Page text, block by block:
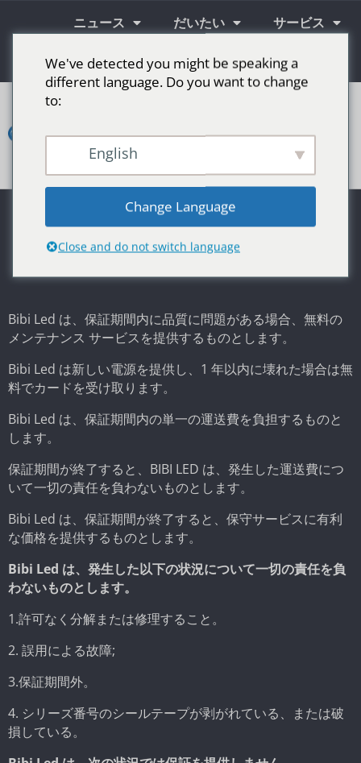
ニュース だいたい サービス
タ
保証ポリシー
Bibi Led は、保証期間内に品質に問題がある場合、無料の
メンテナンス サービスを提供するものとします。
Bibi Led は新しい電源を提供し、1 年以内に壊れた場合は無
料でカードを受け取ります。
Bibi Led は、保証期間内の単一の運送費を負担するものと
します。
保証期間が終了すると、BIBI LED は、発生した運送費につ
いて一切の責任を負わないものとします。
Bibi Led は、保証期間が終了すると、保守サービスに有利
な価格を提供するものとします。
Bibi Led は、発生した以下の状況について一切の責任を負
わないものとします。
1.許可なく分解または修理すること。
2. 誤用による故障;
3.保証期間外。
4. シリーズ番号のシールテープが剥がれている、または破
損している。
We've detected you might be speaking a
different language. Do you want to change
to:
English
Change Language
Close and do not switch language